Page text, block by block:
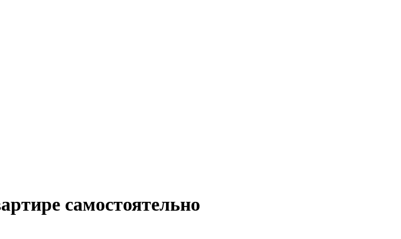
самостоятельно